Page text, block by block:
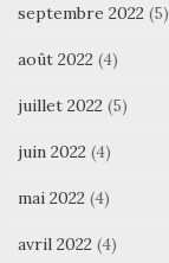
septembre 2022 (5)
août 2022 (4)
juillet 2022 (5)
juin 2022 (4)
mai 2022 (4)
avril 2022 (4)